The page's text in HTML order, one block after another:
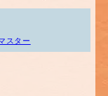
スター